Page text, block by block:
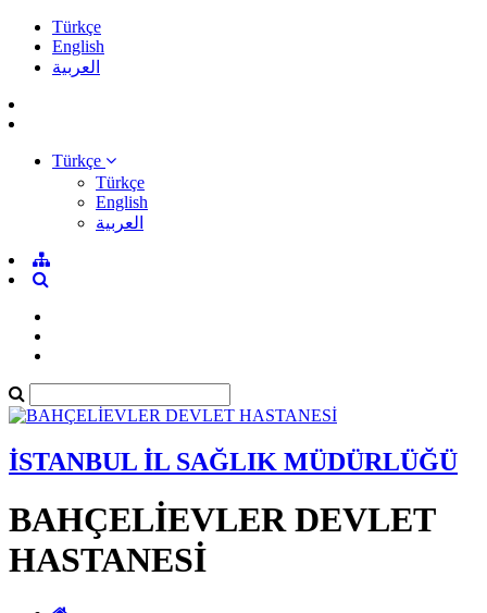
Türkçe
English
العربية
Türkçe
Türkçe
English
العربية
İSTANBUL İL SAĞLIK MÜDÜRLÜĞÜ
BAHÇELİEVLER DEVLET
HASTANESİ